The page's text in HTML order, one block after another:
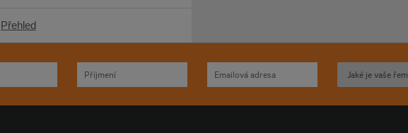
Přehled